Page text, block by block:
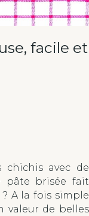
facile et
avec de
pâte brisée fait
A la fois simple
valeur de belles